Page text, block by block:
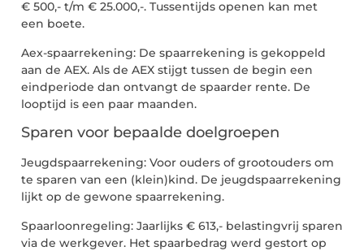
€ 500,- t/m € 25.000,-. Tussentijds openen kan met
een boete.
Aex-spaarrekening: De spaarrekening is gekoppeld
aan de AEX. Als de AEX stijgt tussen de begin een
eindperiode dan ontvangt de spaarder rente. De
looptijd is een paar maanden.
Sparen voor bepaalde doelgroepen
Jeugdspaarrekening: Voor ouders of grootouders om
te sparen van een (klein)kind. De jeugdspaarrekening
lijkt op de gewone spaarrekening.
Spaarloonregeling: Jaarlijks € 613,- belastingvrij sparen
via de werkgever. Het spaarbedrag werd gestort op